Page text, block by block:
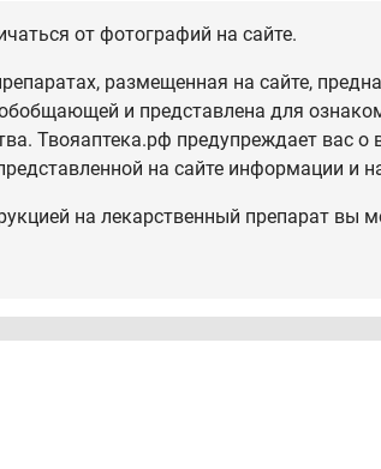
от фотографий на сайте.
размещенная на сайте,
и представлена для
Твояаптека.рф предупреждает вас
на сайте информации и
на лекарственный препарат вы